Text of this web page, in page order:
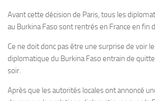
Avant cette décision de Paris, tous les
au Burkina Faso sont rentrés en France en fin
Ce ne doit donc pas être une surprise de voir
diplomatique du Burkina Faso entrain de
soir.
Après que les autorités locales ont annoncé